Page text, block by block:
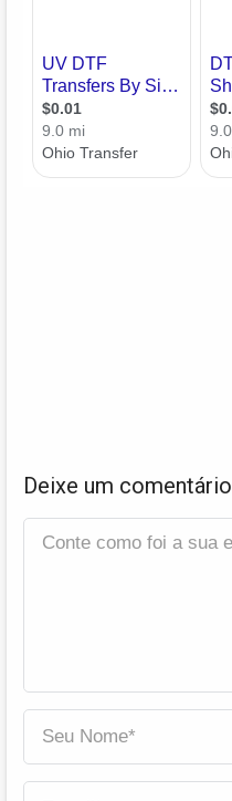
Deixe um comentário